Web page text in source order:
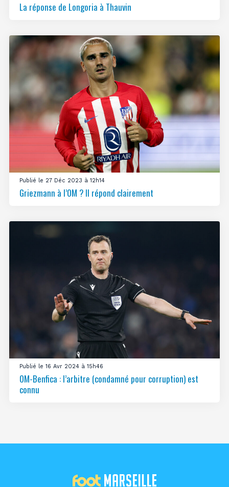
La réponse de Longoria à Thauvin
Publié le 27 Déc 2023 à 12h14
Griezmann à l’OM ? Il répond clairement
Publié le 16 Avr 2024 à 15h46
OM-Benfica : l’arbitre (condamné pour corruption) est
connu